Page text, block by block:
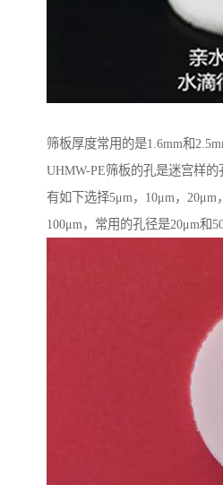
筛板厚度常用的是1.6mm和
UHMW-PE筛板的孔是迷宫样的
有如下选择5μm，10μm，20μm
100μm，常用的孔径是20μm和